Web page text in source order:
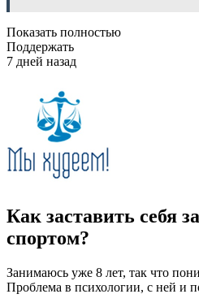
Показать полностью
Поддержать
7 дней назад
Как заставить себя
спортом?⁠ ⁠
Занимаюсь уже 8 лет, так что
Проблема в психологии, с ней и